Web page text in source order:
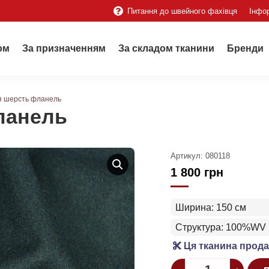
Питання до швейного фахівця
За призначенням За складом тканини Бренди
шерсть фланель
Артикул: 080118
1 800 грн
Ширина: 150 см
Структура: 100%WV
Ця тканина
Quantity